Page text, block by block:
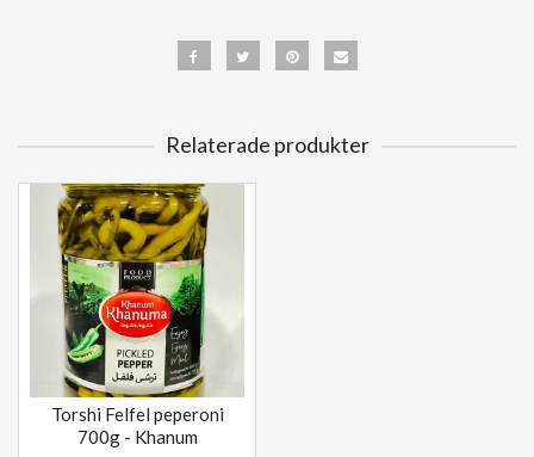
Relaterade produkter
Torshi Felfel peperoni
700g - Khanum